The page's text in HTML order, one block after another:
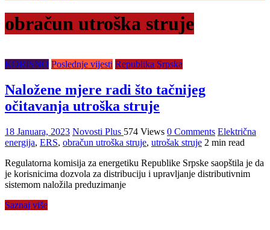
obračun utroška struje
KORISNO Poslednje vijesti Republika Srpska
Naložene mjere radi što tačnijeg
očitavanja utroška struje
18 Januara, 2023 Novosti Plus 574 Views 0 Comments Električna
energija, ERS, obračun utroška struje, utrošak struje 2 min read
Regulatorna komisija za energetiku Republike Srpske saopštila je da
je korisnicima dozvola za distribuciju i upravljanje distributivnim
sistemom naložila preduzimanje
Saznaj više